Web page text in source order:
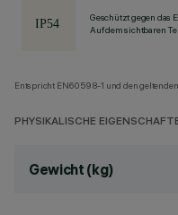
Geschützt gegen das
Auf dem sichtbaren
Entspricht EN60598-1 und den
PHYSIKALISCHE
Gewicht (kg)